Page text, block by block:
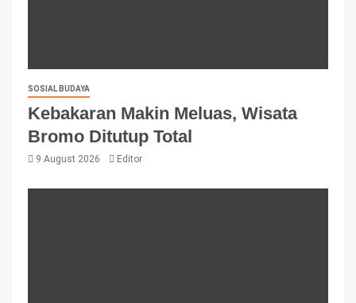
SOSIAL BUDAYA
Kebakaran Makin Meluas, Wisata
Bromo Ditutup Total
9 August 2026 Editor